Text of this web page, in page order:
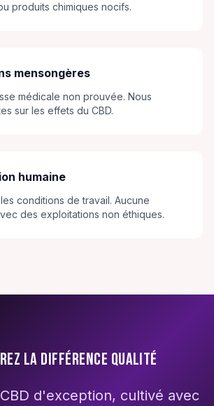
produits chimiques nocifs.
mensongères
médicale non prouvée. Nous
sur les effets du CBD.
humaine
conditions de travail. Aucune
des exploitations non éthiques.
LA DIFFÉRENCE QUALITÉ
d'exception, cultivé avec